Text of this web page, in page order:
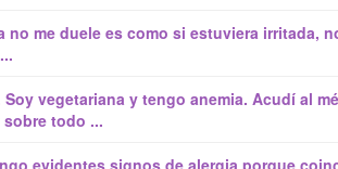
no me duele es como si estuviera irritada,
vegetariana y tengo anemia. Acudí al
todo ...
evidentes signos de alergia porque